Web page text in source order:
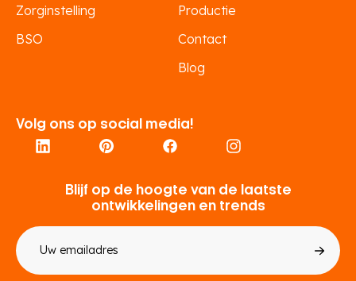
Volg ons op social media!
Zorginstelling
BSO
Productie
Contact
Blog
Blijf op de hoogte van de laatste
ontwikkelingen en trends
mailadres